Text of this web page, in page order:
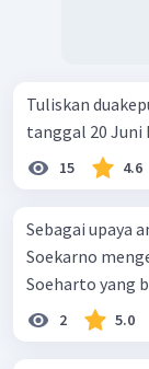
Tuliskan
tanggal 20 Juni
15 4.6
Sebagai upaya
Soekarno
Soeharto yang
2 5.0